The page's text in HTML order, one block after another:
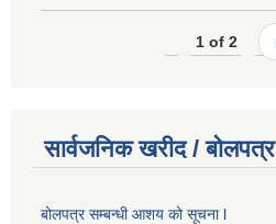
1 of 2
सार्वजनिक खरीद /
बोलपत्र सम्बन्धी आशय को सूचना l